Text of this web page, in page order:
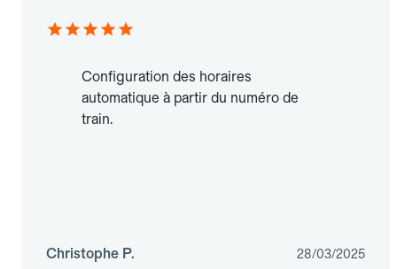
Configuration des horaires
automatique à partir du numéro de
train.
Christophe P. 28/03/2025